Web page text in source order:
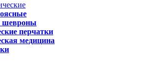
шевроны
перчатки
медицина